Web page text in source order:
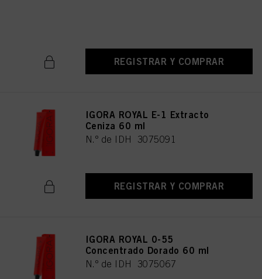
REGISTRAR Y COMPRAR
IGORA ROYAL E-1 Extracto
Ceniza 60 ml
N.º de IDH 3075091
REGISTRAR Y COMPRAR
IGORA ROYAL 0-55
Concentrado Dorado 60 ml
N.º de IDH 3075067